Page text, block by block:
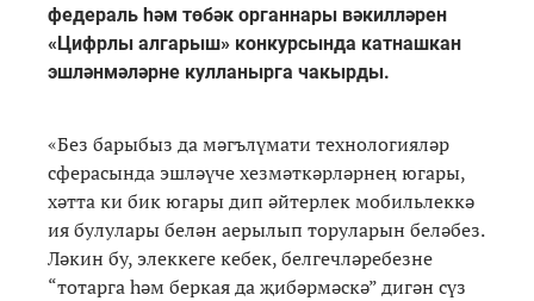
федераль һәм төбәк органнары вәкилләрен
«Цифрлы алгарыш» конкурсында катнашкан
эшләнмәләрне кулланырга чакырды.
«Без барыбыз да мәгълүмати технологияләр
сферасында эшләүче хезмәткәрләрнең югары,
хәтта ки бик югары дип әйтерлек мобильлеккә
ия булулары белән аерылып торуларын беләбез.
Ләкин бу, элеккеге кебек, белгечләребезне
“тотарга һәм беркая да җибәрмәскә” дигән сүз